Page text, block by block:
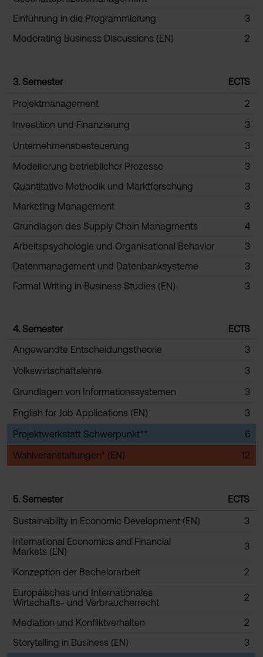
Einführung in die Programmierung
3
Moderating Business Discussions (EN)
2
3. Semester ECTS
Projektmanagement
2
Investition und Finanzierung
3
Unternehmensbesteuerung
3
Modellierung betrieblicher Prozesse
3
Quantitative Methodik und Marktforschung
3
Marketing Management
3
Grundlagen des Supply Chain Managments
4
Arbeitspsychologie und Organisational Behavior
3
Datenmanagement und Datenbanksysteme
3
Formal Writing in Business Studies (EN)
3
4. Semester
ECTS
Angewandte Entscheidungstheorie
3
Volkswirtschaftslehre
3
Grundlagen von Informationssystemen
3
English for Job Applications (EN)
3
Projektwerkstatt Schwerpunkt**
6
Wahlveranstaltungen* (EN)
12
5. Semester ECTS
Sustainability in Economic Development (EN)
3
International Economics and Financial
Markets (EN)
3
Konzeption der Bachelorarbeit
2
Europäisches und Internationales
Wirtschafts- und Verbraucherrecht
2
Mediation und Konfliktverhalten
2
Storytelling in Business (EN)
3